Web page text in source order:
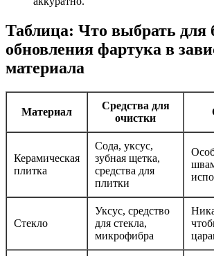
Таблица: Что выбрать для
обновления фартука в
материала
Материал
Средства для
очистки
Керамическая
плитка
Сода, уксус,
зубная щетка,
средства для
плитки
Стекло
Уксус, средство
для стекла,
микрофибра